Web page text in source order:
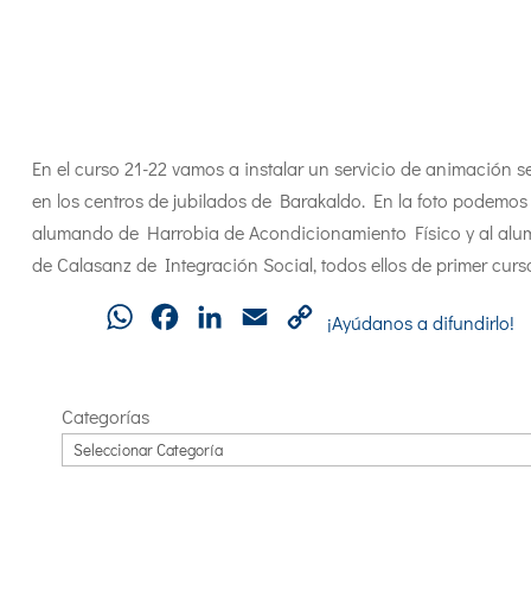
En el curso 21-22 vamos a instalar un servicio de animación
en los centros de jubilados de Barakaldo. En la foto podemos
alumando de Harrobia de Acondicionamiento Físico y al
de Calasanz de Integración Social, todos ellos de primer
WhatsAppFacebookLinkedInEmail
Copy
¡Ayúdanos a difundirlo!
Categorías